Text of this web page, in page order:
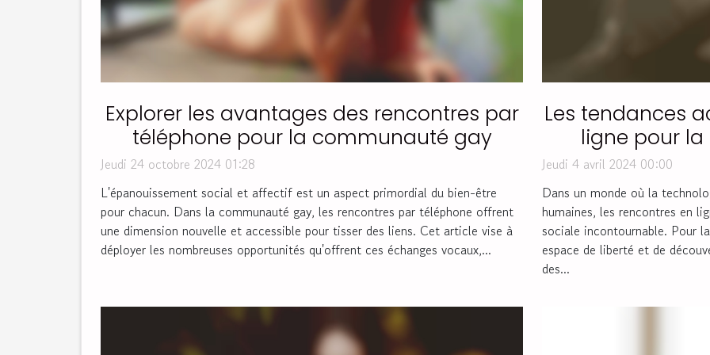
Explorer les avantages des rencontres par
téléphone pour la communauté gay
Jeudi 24 octobre 2024 01:28
L'épanouissement social et affectif est un aspect primordial du bien-être
pour chacun. Dans la communauté gay, les rencontres par téléphone offrent
une dimension nouvelle et accessible pour tisser des liens. Cet article vise à
déployer les nombreuses opportunités qu'offrent ces échanges vocaux,...
Les tendances
ligne pour la
Jeudi 4 avril 2024 00:00
Dans un monde où la
humaines, les rencontres en
sociale incontournable. Pour
espace de liberté et de
des...